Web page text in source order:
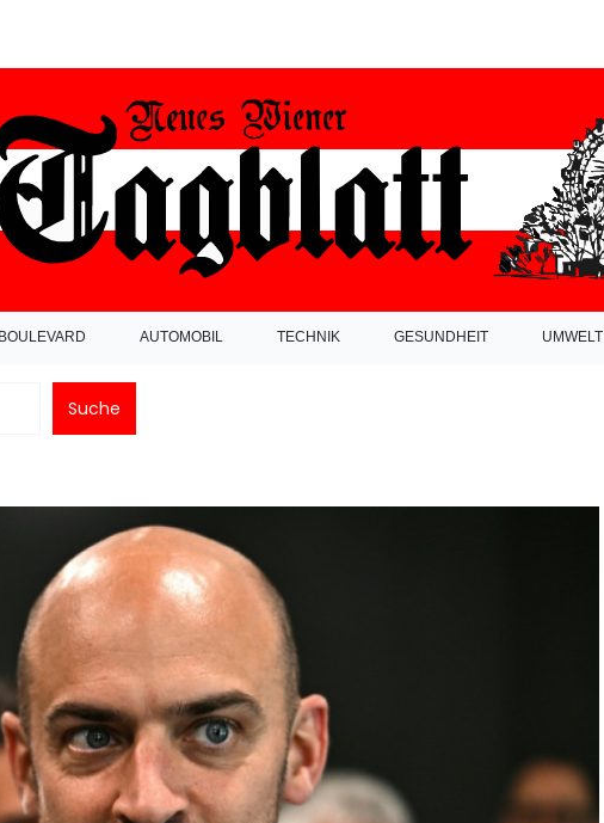
BOULEVARD AUTOMOBIL TECHNIK GESUNDHEIT UMWELT
Suche